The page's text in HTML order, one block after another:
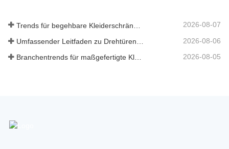
2026-08-07
2026-08-06
2026-08-05